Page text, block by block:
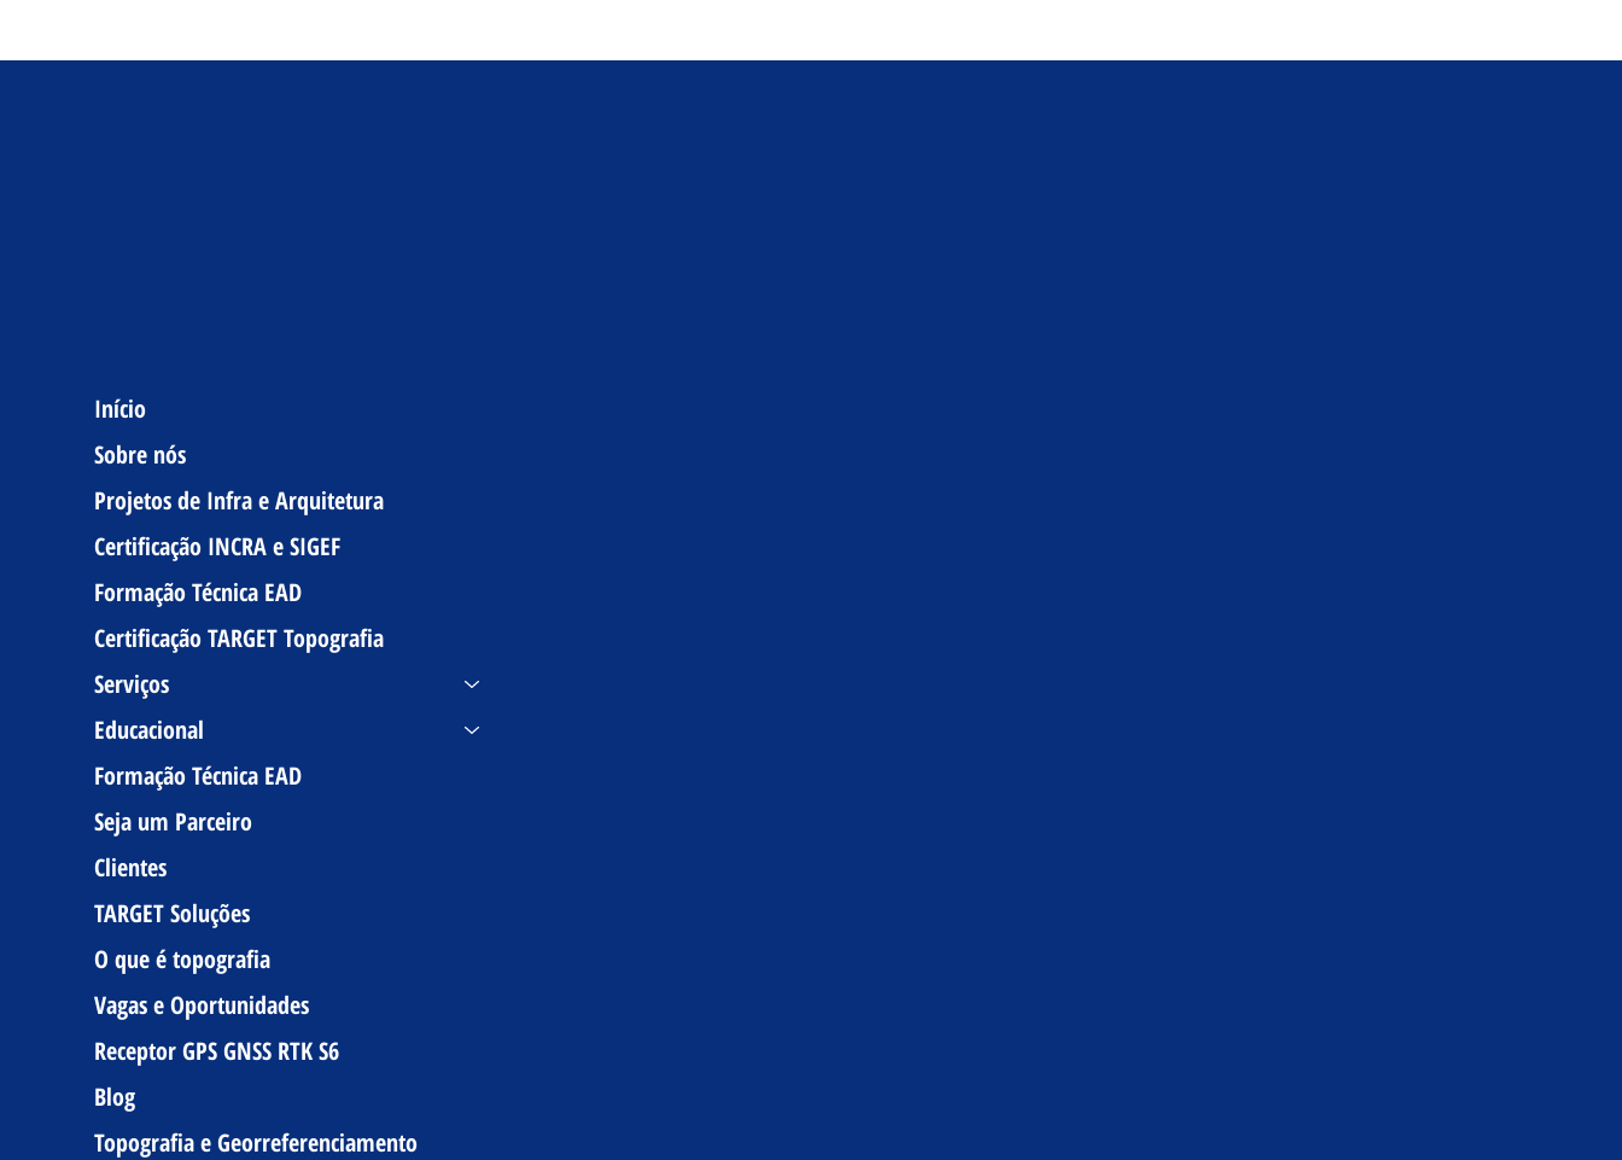
Início
Sobre nós
Projetos de Infra e Arquitetura
Certificação INCRA e SIGEF
Formação Técnica EAD
Certificação TARGET Topografia
Serviços
Educacional
Formação Técnica EAD
Seja um Parceiro
Clientes
TARGET Soluções
O que é topografia
Vagas e Oportunidades
Receptor GPS GNSS RTK S6
Blog
Topografia e Georreferenciamento